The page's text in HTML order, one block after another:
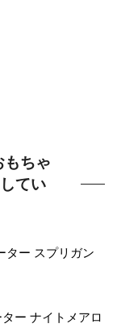
ちゃ
てい
ー スプリガン
ー ナイトメアロ